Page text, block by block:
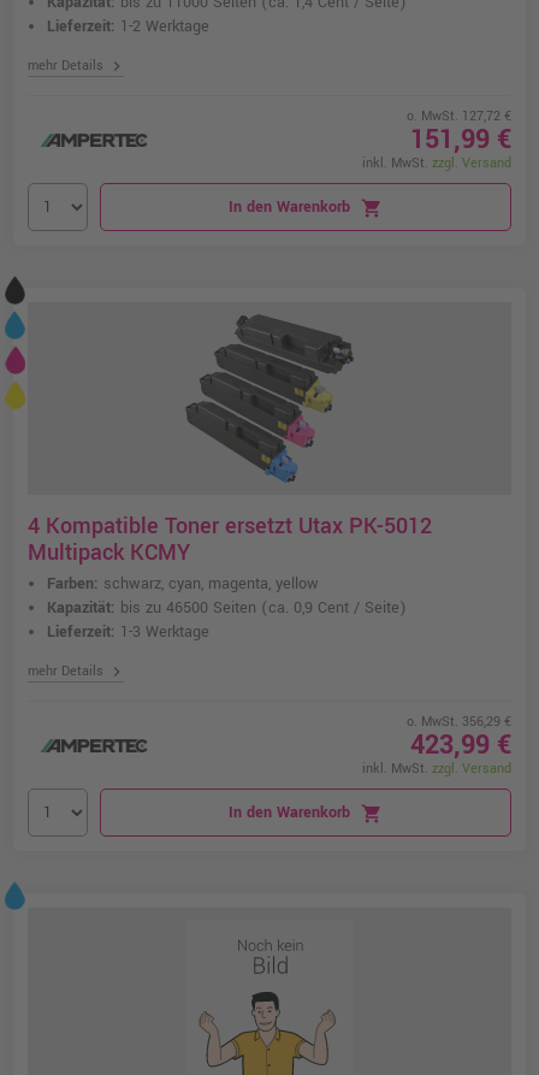
Lieferzeit: 1-2 Werktage
mehr Details chevron_right
o. MwSt. 127,72 €
151,99 €
inkl. MwSt. zzgl. Versand
In den Warenkorb shopping_cart
4 Kompatible Toner ersetzt Utax PK-5012
Multipack KCMY
Farben: schwarz, cyan, magenta, yellow
Kapazität: bis zu 46500 Seiten (ca. 0,9 Cent / Seite)
Lieferzeit: 1-3 Werktage
mehr Details chevron_right
o. MwSt. 356,29 €
423,99 €
inkl. MwSt. zzgl. Versand
In den Warenkorb shopping_cart